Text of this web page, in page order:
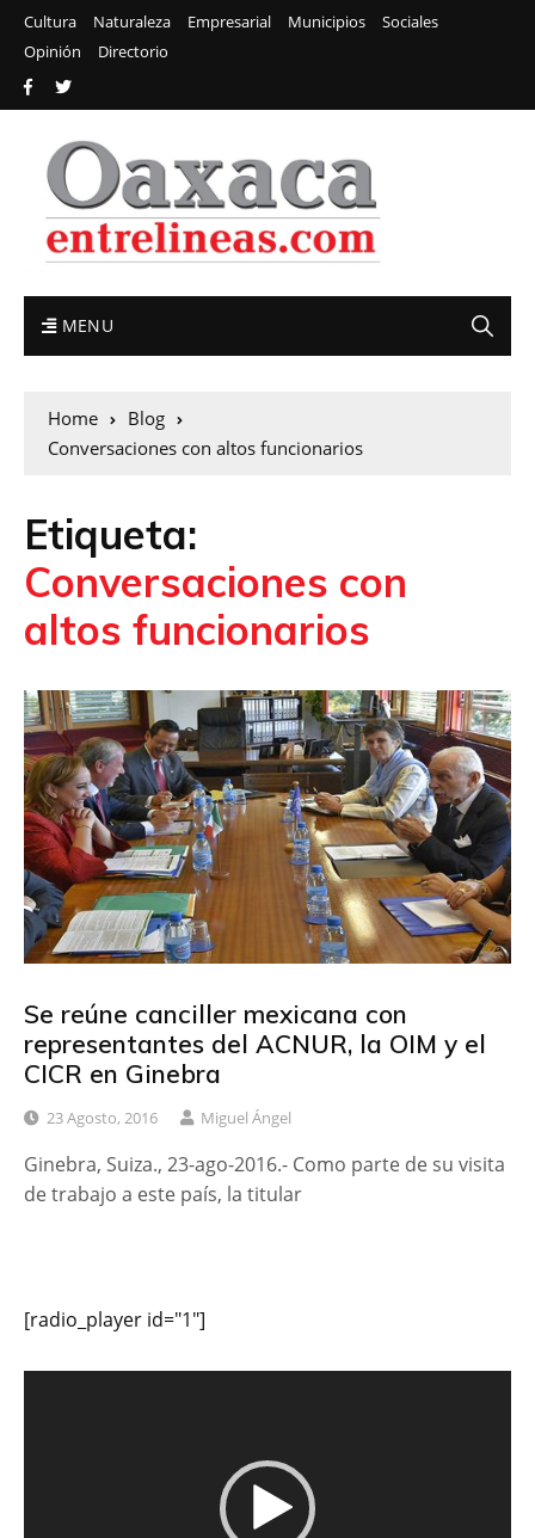
Cultura Naturaleza Empresarial Municipios
Sociales
Opinión
Directorio
MENU
Home
Blog
Conversaciones con altos funcionarios
Etiqueta:
Conversaciones con
altos funcionarios
Se reúne canciller mexicana con
representantes del ACNUR, la OIM y el
CICR en Ginebra
23 Agosto, 2016 Miguel Ángel
Ginebra, Suiza., 23-ago-2016.- Como parte de su visita
de trabajo a este país, la titular
[radio_player id="1"]